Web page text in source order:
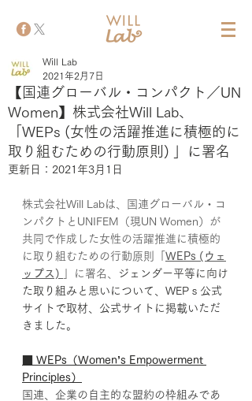
【国連グローバル・コンパクト／UN
Women】株式会社Will Lab、
「WEPs (女性の活躍推進に積極的に
取り組むための行動原則) 」に署名
Will Lab
2021年2月7日
更新日： 2021年3月1日
株式会社Will Labは、国連グローバル・コ
ンパクトとUNIFEM（現UN Women）が
共同で作成した女性の活躍推進に積極的
に取り組むための行動原則「 WEPs (ウェ
ップス)
」に署名、
ジェンダー平等に向け
た取り組みと思いについて、WEPｓ公式
サイトで取材、公式サイトに掲載いただ
きました。
■ WEPs（Women’s Empowerment
Principles）
国連、企業の自主的な盟約の枠組みであ